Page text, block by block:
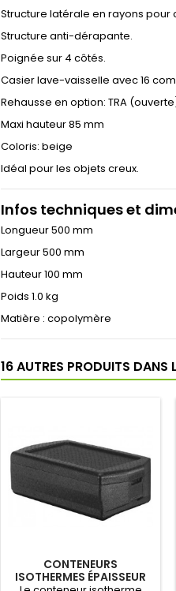
Structure latérale en rayons pour
Structure anti-dérapante.
Poignée sur 4 côtés.
Casier lave-vaisselle avec 16
Rehausse en option: TRA
Maxi hauteur 85 mm
Coloris: beige
Idéal pour les objets creux.
Infos techniques et
Longueur 500 mm
Largeur 500 mm
Hauteur 100 mm
Poids 1.0 kg
Matière : copolymère
16 AUTRES PRODUITS DANS
CONTENEURS
ISOTHERMES ÉPAISSEUR